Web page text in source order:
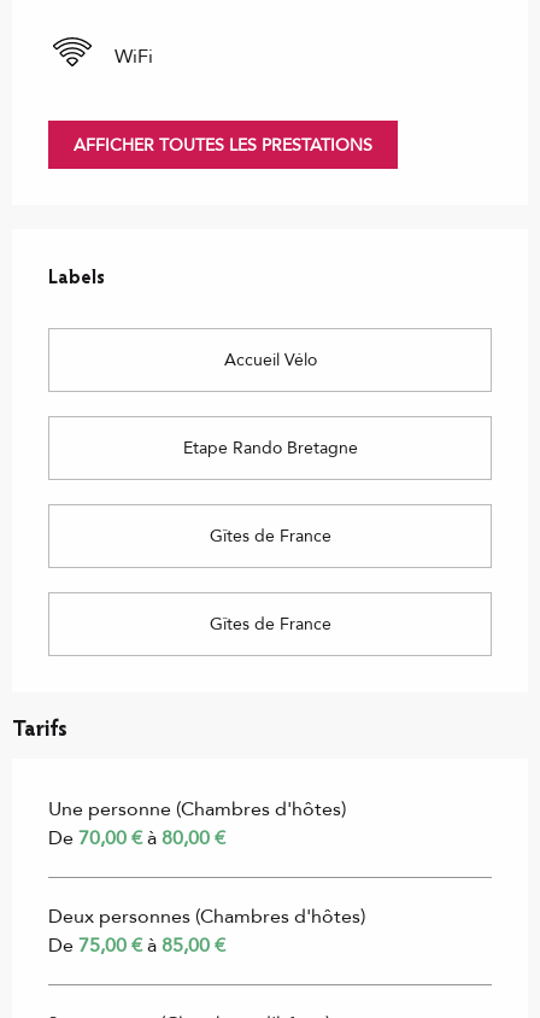
WiFi
AFFICHER TOUTES LES PRESTATIONS
Labels
Labels
Accueil Vélo
Etape Rando Bretagne
Gîtes de France
Gîtes de France
Tarifs
Une personne (Chambres d'hôtes)
De70,00 €à80,00 €
Deux personnes (Chambres d'hôtes)
De75,00 €à85,00 €